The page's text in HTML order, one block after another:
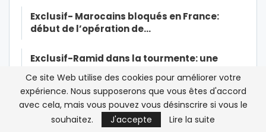
Exclusif- Marocains bloqués en France:
début de l’opération de…
Exclusif-Ramid dans la tourmente: une
Le roi Mohammed VI opéré du coeur « avec
succès »
Ce site Web utilise des cookies pour améliorer votre
expérience. Nous supposerons que vous êtes d'accord
avec cela, mais vous pouvez vous désinscrire si vous le
souhaitez.
J'accepte Lire la suite